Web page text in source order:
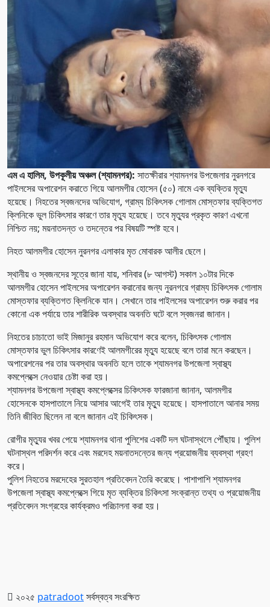
এম এ হালিম, উপকূলীয় অঞ্চল (শ্যামনগর): সাতক্ষীরার শ্যামনগর উপজেলার নুরনগরে
পাইলসের অপারেশন করাতে গিয়ে আলমগীর হোসেন (৫০) নামে এক ব্যক্তির মৃত্যু
হয়েছে। নিহতের স্বজনদের অভিযোগ, গ্রাম্য চিকিৎসক গোলাম মোস্তফার ব্যক্তিগত
ক্লিনিকে ভুল চিকিৎসার কারণে তার মৃত্যু হয়েছে। তবে মৃত্যুর প্রকৃত কারণ এখনো
নিশ্চিত নয়; ময়নাতদন্ত ও তদন্তের পর বিষয়টি স্পষ্ট হবে।
নিহত আলমগীর হোসেন নুরনগর এলাকার মৃত মোবারক আলীর ছেলে।
স্থানীয় ও স্বজনদের সূত্রে জানা যায়, শনিবার (৮ আগস্ট) সকাল ১০টার দিকে
আলমগীর হোসেন পাইলসের অপারেশন করানোর জন্য নুরনগরে গ্রাম্য চিকিৎসক গোলাম
মোস্তফার ব্যক্তিগত ক্লিনিকে যান। সেখানে তার পাইলসের অপারেশন শুরু করার পর
কোনো এক পর্যায়ে তার শারীরিক অবস্থার অবনতি ঘটে বলে স্বজনরা জানান।
নিহতের চাচাতো ভাই মিজানুর রহমান অভিযোগ করে বলেন, চিকিৎসক গোলাম
মোস্তফার ভুল চিকিৎসার কারণেই আলমগীরের মৃত্যু হয়েছে বলে তারা মনে করছেন।
অপারেশনের পর তার অবস্থার অবনতি হলে তাকে শ্যামনগর উপজেলা স্বাস্থ্য
কমপ্লেক্সে নেওয়ার চেষ্টা করা হয়।
শ্যামনগর উপজেলা স্বাস্থ্য কমপ্লেক্সের চিকিৎসক ফারজানা জানান, আলমগীর
হোসেনকে হাসপাতালে নিয়ে আসার আগেই তার মৃত্যু হয়েছে। হাসপাতালে আনার সময়
তিনি জীবিত ছিলেন না বলে জানান এই চিকিৎসক।
রোগীর মৃত্যুর খবর পেয়ে শ্যামনগর থানা পুলিশের একটি দল ঘটনাস্থলে পৌঁছায়। পুলিশ
ঘটনাস্থল পরিদর্শন করে এবং মরদেহ ময়নাতদন্তের জন্য প্রয়োজনীয় ব্যবস্থা গ্রহণ
করে।
পুলিশ নিহতের মরদেহের সুরতহাল প্রতিবেদন তৈরি করেছে। পাশাপাশি শ্যামনগর
উপজেলা স্বাস্থ্য কমপ্লেক্সে গিয়ে মৃত ব্যক্তির চিকিৎসা সংক্রান্ত তথ্য ও প্রয়োজনীয়
প্রতিবেদন সংগ্রহের কার্যক্রমও পরিচালনা করা হয়।
২০২৫ patradootসর্বস্বত্ব সংরক্ষিত